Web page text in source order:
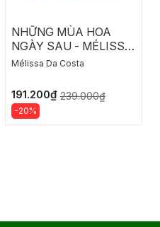
NHỮNG MÙA HOA
NGÀY SAU - MÉLISSA
DA COSTA
Mélissa Da Costa
191.200₫ 239.000₫
-20%